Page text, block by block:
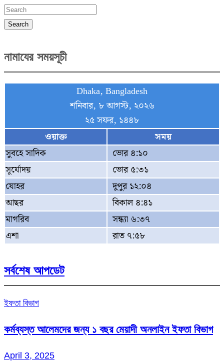
Search
নামাযের সময়সূচী
Dhaka, Bangladesh
শনিবার, ৮ আগস্ট, ২০২৬
২৫ সফর, ১৪৪৮
ওয়াক্ত
সময়
সুবহে সাদিক
ভোর ৪:১০
সূর্যোদয়
ভোর ৫:৩১
যোহর
দুপুর ১২:০৪
আছর
বিকাল ৪:৪১
মাগরিব
সন্ধ্যা ৬:৩৭
এশা
রাত ৭:৫৮
সর্বশেষ আপডেট
ইফতা বিভাগ
কর্মব্যস্ত আলেমদের জন্য ১ বছর মেয়াদী অনলাইন ইফতা বিভাগ
April 3, 2025